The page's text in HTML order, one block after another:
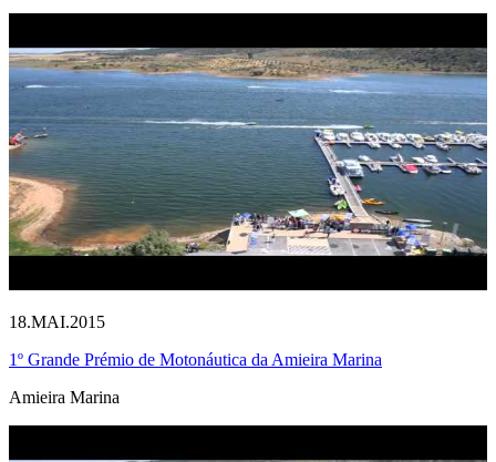
18.MAI.2015
1º Grande Prémio de Motonáutica da Amieira Marina
Amieira Marina